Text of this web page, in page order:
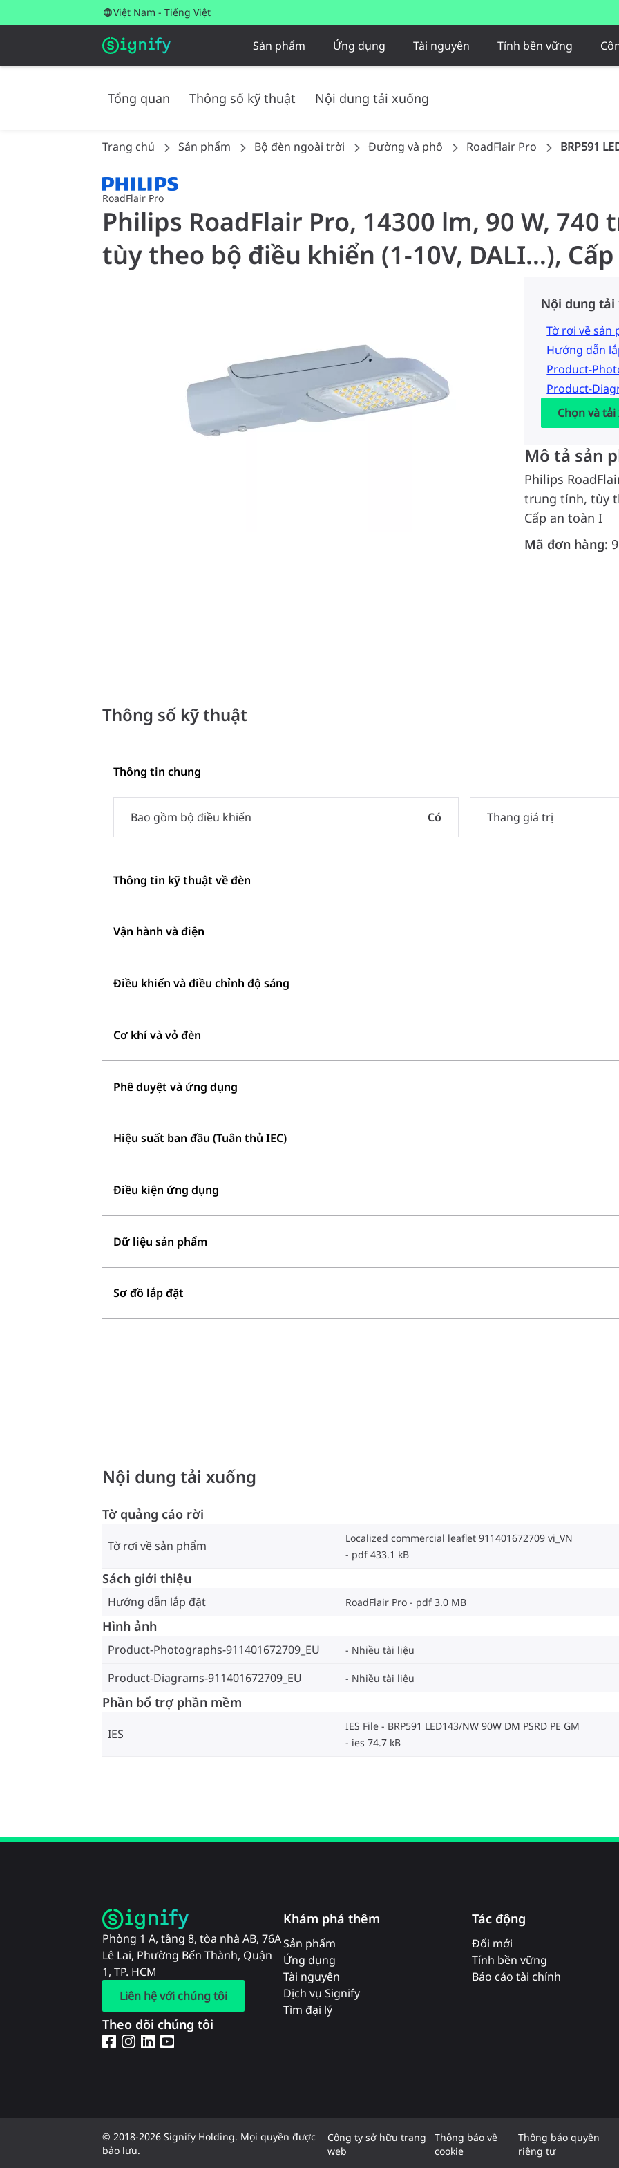
Việt Nam - Tiếng Việt
Sản phẩm Ứng dụng Tài nguyên Tính bền vững
Tổng quan Thông số kỹ thuật Nội dung tải xuống
Trang chủ Sản phẩm Bộ đèn ngoài trời Đường và phố RoadFlair Pro BRP591
RoadFlair Pro
Philips RoadFlair Pro, 14300 lm, 90 W,
tùy theo bộ điều khiển (1-10V, DALI…),
Nội dung tải
Tờ rơi về sản
Hướng dẫn
Product-
Product-
Chọn và
Mô tả sản
Philips
trung tính, tùy
Cấp an toàn I
Mã đơn hàng:
Thông số kỹ thuật
Thông tin chung
Bao gồm bộ điều khiển Có Thang giá trị
Thông tin kỹ thuật về đèn
Vận hành và điện
Điều khiển và điều chỉnh độ sáng
Cơ khí và vỏ đèn
Phê duyệt và ứng dụng
Hiệu suất ban đầu (Tuân thủ IEC)
Điều kiện ứng dụng
Dữ liệu sản phẩm
Sơ đồ lắp đặt
Nội dung tải xuống
Tờ quảng cáo rời
Tờ rơi về sản phẩm
Localized commercial leaflet 911401672709 vi_VN
pdf 433.1 kB
Sách giới thiệu
Hướng dẫn lắp đặt RoadFlair Pro pdf 3.0 MB
Hình ảnh
Product-Photographs-911401672709_EU Nhiều tài liệu
Product-Diagrams-911401672709_EU Nhiều tài liệu
Phần bổ trợ phần mềm
IES
IES File - BRP591 LED143/NW 90W DM PSRD PE GM
ies 74.7 kB
Phòng 1 A, tầng 8, tòa nhà AB, 76A
Lê Lai, Phường Bến Thành, Quận
1, TP. HCM
Liên hệ với chúng tôi
Theo dõi chúng tôi
Khám phá thêm
Sản phẩm
Ứng dụng
Tài nguyên
Dịch vụ Signify
Tìm đại lý
Tác động
Đổi mới
Tính bền vững
Báo cáo tài chính
© 2018-2026 Signify Holding. Mọi quyền được
bảo lưu.
Công ty sở hữu trang
web
Thông báo về
cookie
Thông báo quyền
riêng tư